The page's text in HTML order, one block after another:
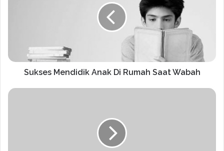
Sukses Mendidik Anak Di Rumah Saat Wabah